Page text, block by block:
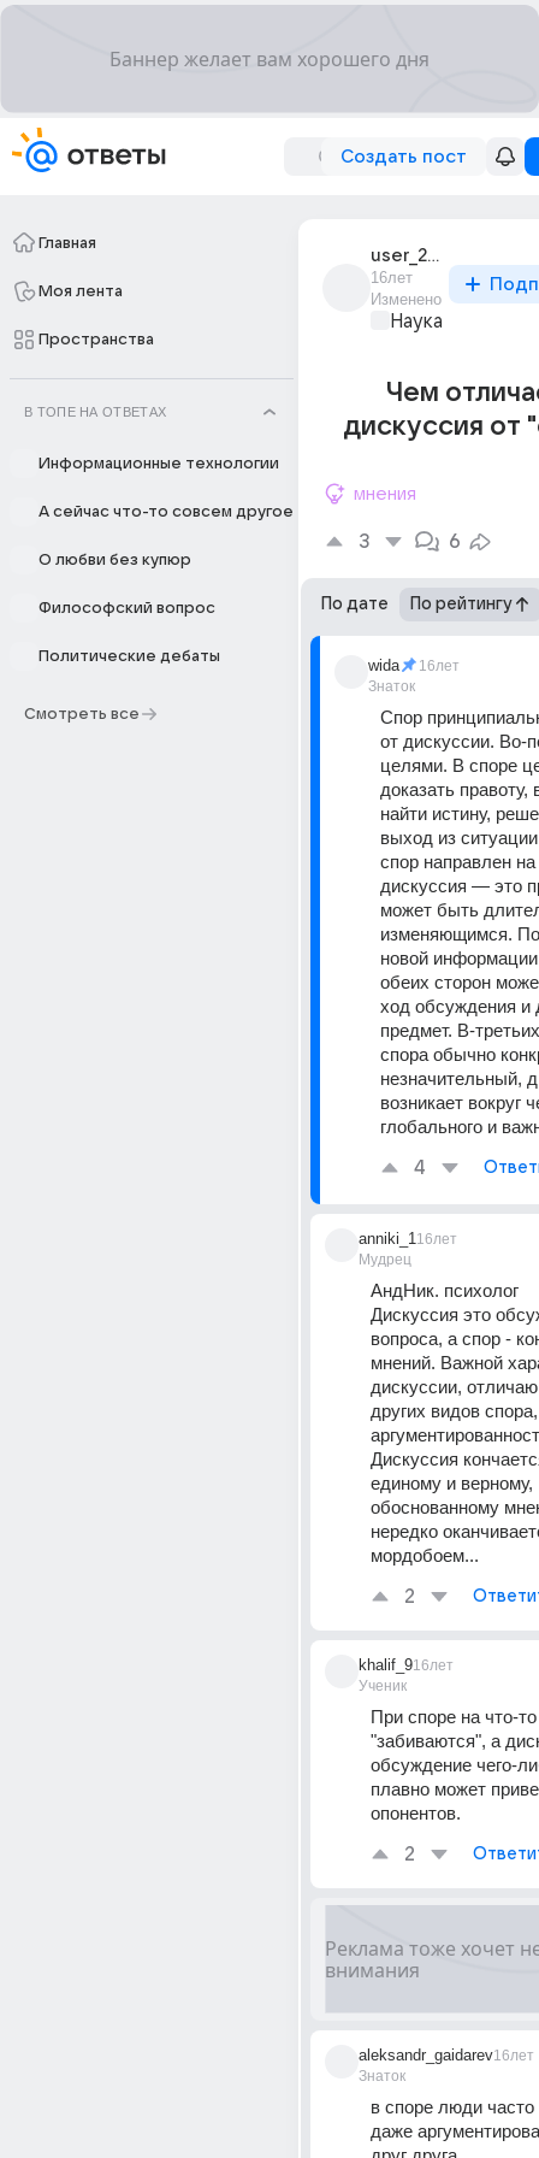
Создать пост
Главная
Моя лента
Пространства
В ТОПЕ НА ОТВЕТАХ
Информационные технологии
А сейчас что-то совсем другое
О любви без купюр
Философский вопрос
Политические дебаты
Смотреть все
user_28103216
16лет
Изменено
Наука
Чем
дискуссия от
мнения
3 6
По дате По рейтингу
wida
Знаток
16лет
Спор
от дискуссии. Во-
целями. В споре
доказать
найти истину,
выход из
спор направлен на
дискуссия — это
может быть
изменяющимся.
новой
обеих сторон
ход обсуждения и
предмет. В-
спора обычно
незначительный,
возникает вокруг
глобального и
4
anniki_1
Мудрец
16лет
АндНик. психолог
Дискуссия это
вопроса, а спор -
мнений. Важной
дискуссии,
других видов
Дискуссия
единому и верному,
обоснованному
нередко
мордобоем...
2
khalif_9
Ученик
16лет
При споре на что-
"забиваются", а
обсуждение чего-
плавно может
опонентов.
2
aleksandr_gaidarev
Знаток
16лет
в споре люди часто
даже